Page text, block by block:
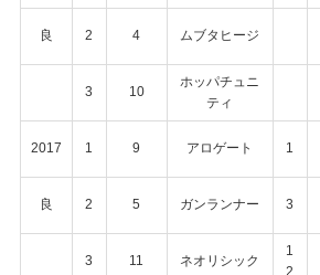
良 2 4 ムブタヒージ
3 10
ホッパチュニ
ティ
2017 1 9 アロゲート 1
良 2 5 ガンランナー 3
3 11 ネオリシック
1